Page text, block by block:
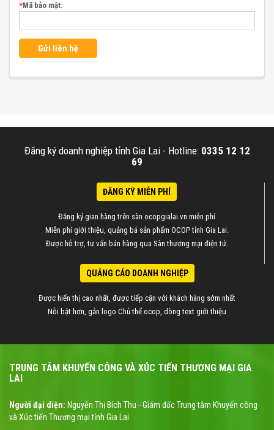
*Mã bảo mật:
Gửi liên hệ
Đăng ký doanh nghiệp tỉnh Gia Lai - Hotline: 0335 12 12
69
ĐĂNG KÝ MIỄN PHÍ
Đăng ký gian hàng trên sàn ocopgialai.vn miễn phí
Miễn phí giới thiệu, quảng bá sản phẩm OCOP tỉnh Gia Lai.
Được hỗ trợ, tư vấn bán hàng qua Sàn thương mại điện tử.
QUẢNG CÁO DOANH NGHIỆP
Được hiển thị cao nhất, được tiếp cận với khách hàng sớm nhất
Nỗi bật hơn, gắn logo Chủ thể ocop, dòng text giới thiệu
TRUNG TÂM KHUYẾN CÔNG VÀ XÚC TIẾN THƯƠNG MẠI GIA
LAI
Người đại diện: Nguyễn Thị Bích Thu - Giám đốc Trung tâm Khuyến công
và Xúc tiến Thương mại tỉnh Gia Lai